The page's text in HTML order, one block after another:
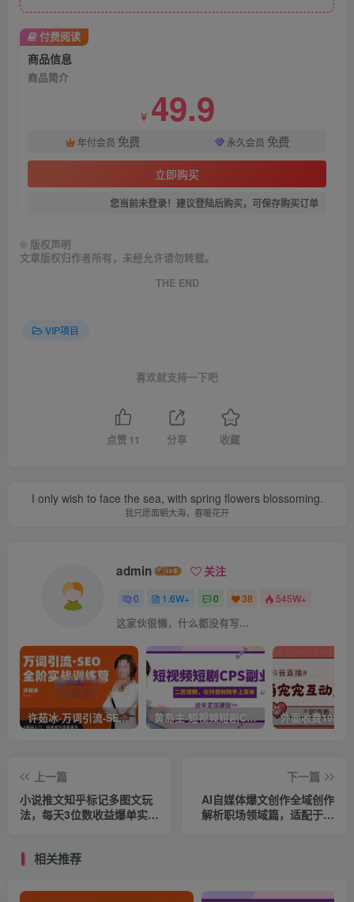
商品信息
商品简介
￥ 49.9
年付会员 免费 永久会员 免费
立即购买
您当前未登录！建议登陆后购买，可保存购买订单
付费阅读
© 版权声明
文章版权归作者所有，未经允许请勿转载。
THE END
VIP项目
喜欢就支持一下吧
点赞 11 分享 收藏
I only wish to face the sea, with spring flowers blossoming.
我只愿面朝大海，春暖花开
admin 关注
0 1.6W+ 0 38 545W+
这家伙很懒，什么都没有写...
许茹冰·万词引流-SEO全阶实战训练营，0基础入门，快速成为流量高手 黄岛主·短视频短剧CPS副业项目：二剪视频在抖音和快手上发布，挂车变现
上一篇
小说推文知乎标记多图文玩
法，每天3位数收益爆单实操
下一篇
AI自媒体爆文创作全域创作
解析职场领域篇，适配于公
相关推荐